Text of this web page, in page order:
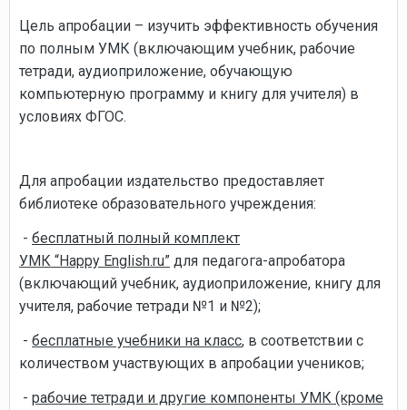
Цель апробации – изучить эффективность обучения
по полным УМК (включающим учебник, рабочие
тетради, аудиоприложение, обучающую
компьютерную программу и книгу для учителя) в
условиях ФГОС.
Для апробации издательство предоставляет
библиотеке образовательного учреждения:
- бесплатный полный комплект
УМК “Happy English.ru” для педагога-апробатора
(включающий учебник, аудиоприложение, книгу для
учителя, рабочие тетради №1 и №2);
- бесплатные учебники на класс, в соответствии с
количеством участвующих в апробации учеников;
- рабочие тетради и другие компоненты УМК (кроме